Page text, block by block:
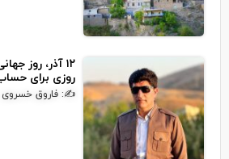
۱۲ آذر، روز
روزی برای
✍: فاروق خسروی